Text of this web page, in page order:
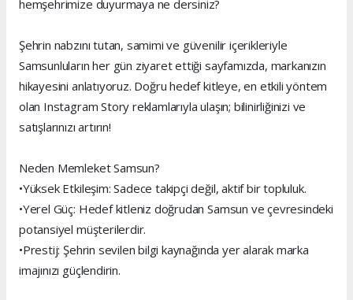
hemşehrimize duyurmaya ne dersiniz?
Şehrin nabzını tutan, samimi ve güvenilir içerikleriyle
Samsunluların her gün ziyaret ettiği sayfamızda, markanızın
hikayesini anlatıyoruz. Doğru hedef kitleye, en etkili yöntem
olan Instagram Story reklamlarıyla ulaşın; bilinirliğinizi ve
satışlarınızı artırın!
Neden Memleket Samsun?
•Yüksek Etkileşim: Sadece takipçi değil, aktif bir topluluk.
•Yerel Güç: Hedef kitleniz doğrudan Samsun ve çevresindeki
potansiyel müşterilerdir.
•Prestij: Şehrin sevilen bilgi kaynağında yer alarak marka
imajınızı güçlendirin.